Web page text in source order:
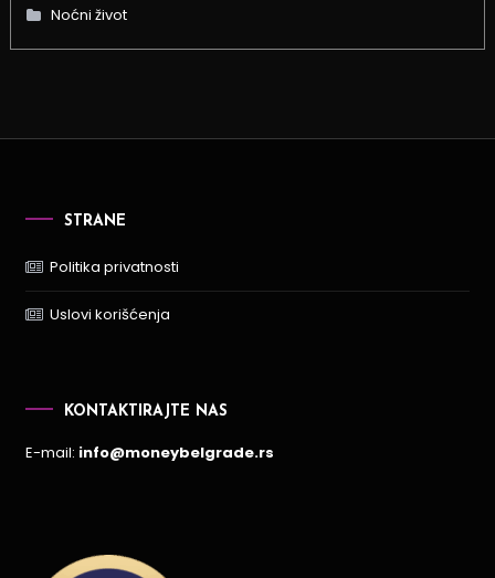
Noćni život
STRANE
Politika privatnosti
Uslovi korišćenja
KONTAKTIRAJTE NAS
E-mail: info@moneybelgrade.rs